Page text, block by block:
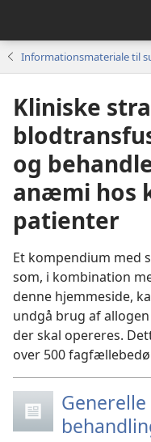
Informationsmateriale til
Kliniske
og
anæmi hos
patienter
Et kompendium med
som, i kombination
denne hjemmeside,
undgå brug af
der skal opereres.
over 500